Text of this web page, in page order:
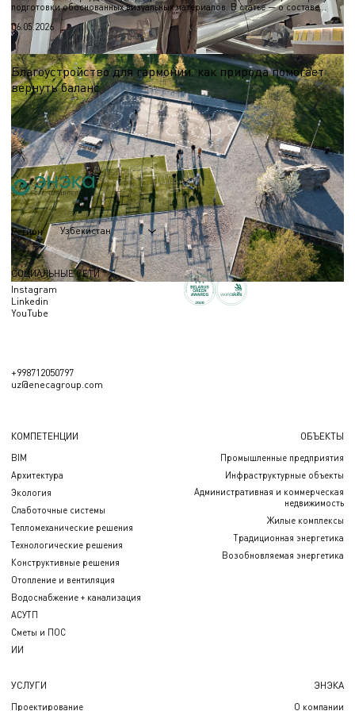
подготовки обоснованных визуальных материалов. В статье — о составе
работ и назначении альбома.
06.05.2026
Благоустройство для гармонии: как природа помогает
вернуть баланс
Узнайте, как современные природные пространства помогают снизить
уровень стресса, укрепить социальные связи и наслаждаться активным
отдыхом круглый год.
01.04.2026
Регион Узбекистан
СОЦИАЛЬНЫЕ СЕТИ
Instagram
Linkedin
YouTube
+998712050797
uz@enecagroup.com
КОМПЕТЕНЦИИ
BIM
Архитектура
Экология
Слаботочные системы
Тепломеханические решения
Технологические решения
Конструктивные решения
Отопление и вентиляция
Водоснабжение + канализация
АСУТП
Сметы и ПОС
ИИ
ОБЪЕКТЫ
Промышленные предприятия
Инфраструктурные объекты
Административная и коммерческая
недвижимость
Жилые комплексы
Традиционная энергетика
Возобновляемая энергетика
УСЛУГИ
Проектирование
ЭНЭКА
О компании